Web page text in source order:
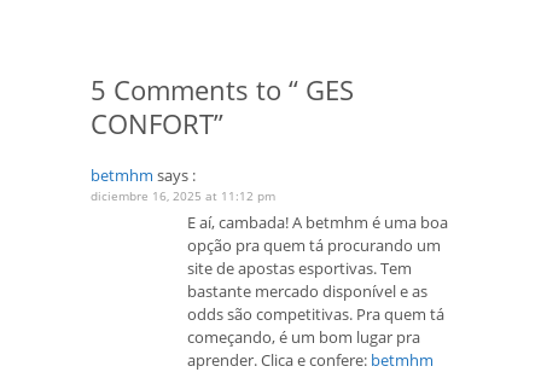
5 Comments to “ GES
CONFORT”
betmhm says :
diciembre 16, 2025 at 11:12 pm
E aí, cambada! A betmhm é uma boa
opção pra quem tá procurando um
site de apostas esportivas. Tem
bastante mercado disponível e as
odds são competitivas. Pra quem tá
começando, é um bom lugar pra
aprender. Clica e confere: betmhm